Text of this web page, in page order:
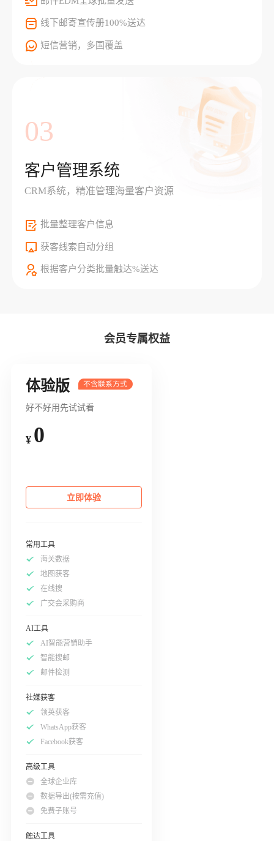
线下邮寄宣传册100%送达
短信营销，多国覆盖
03
客户管理系统
CRM系统，精准管理海量客户资源
批量整理客户信息
获客线索自动分组
根据客户分类批量触达%送达
会员专属权益
体验版
好不好用先试试看
¥ 0
立即体验
常用工具
海关数据
地图获客
在线搜
广交会采购商
AI工具
AI智能营销助手
智能搜邮
邮件检测
社媒获客
领英获客
WhatsApp获客
Facebook获客
高级工具
全球企业库
数据导出(按需充值)
免费子账号
触达工具